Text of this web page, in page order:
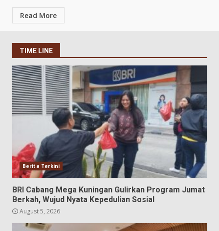
Read More
TIME LINE
Berita Terkini
BRI Cabang Mega Kuningan Gulirkan Program Jumat
Berkah, Wujud Nyata Kepedulian Sosial
August 5, 2026